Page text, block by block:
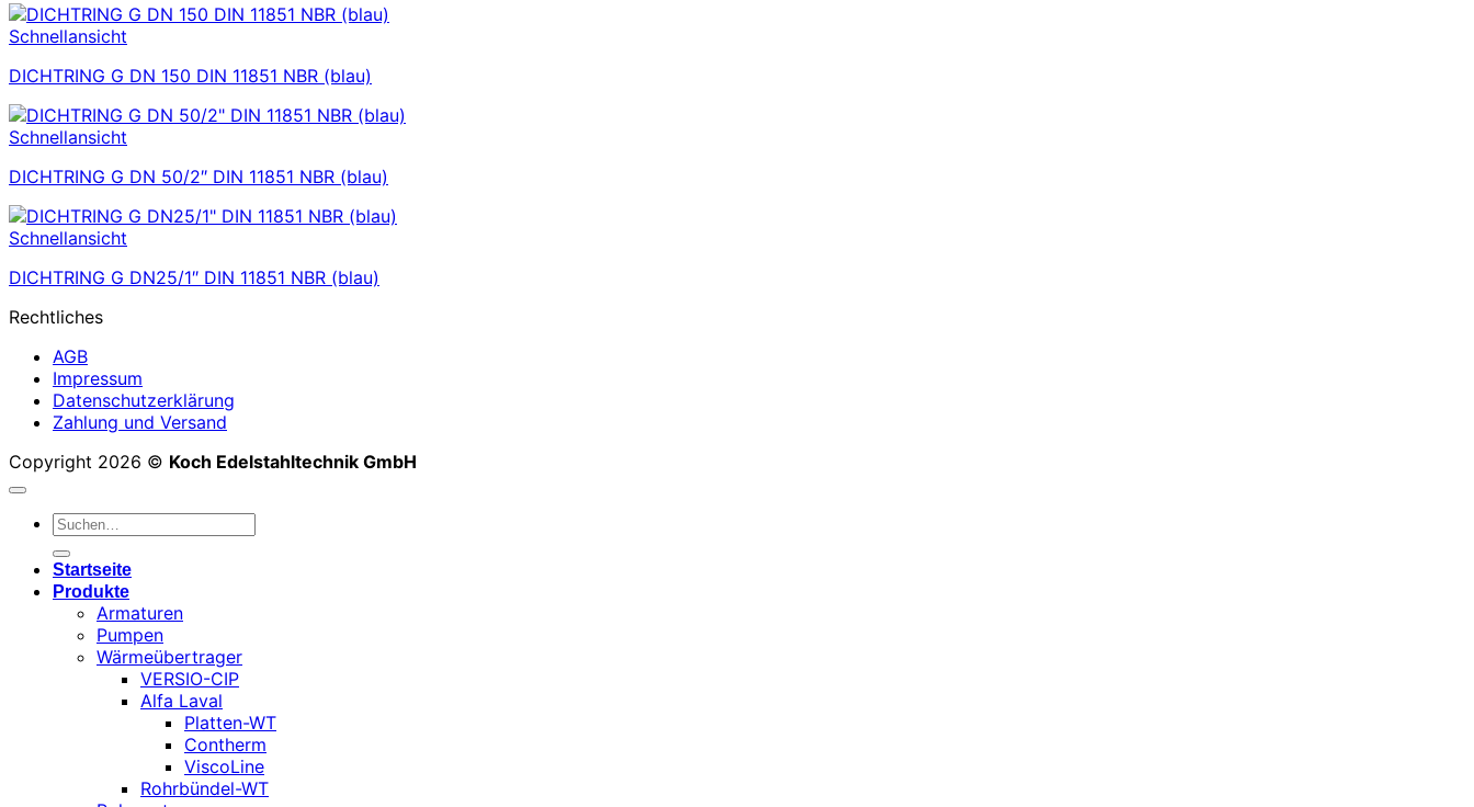
Schnellansicht
DICHTRING G DN 150 DIN 11851 NBR (blau)
Schnellansicht
DICHTRING G DN 50/2″ DIN 11851 NBR (blau)
Schnellansicht
DICHTRING G DN25/1″ DIN 11851 NBR (blau)
Rechtliches
AGB
Impressum
Datenschutzerklärung
Zahlung und Versand
Copyright 2026 © Koch Edelstahltechnik GmbH
Suchen
Startseite
Produkte
Armaturen
Pumpen
Wärmeübertrager
VERSIO-CIP
Alfa Laval
Platten-WT
Contherm
ViscoLine
Rohrbündel-WT